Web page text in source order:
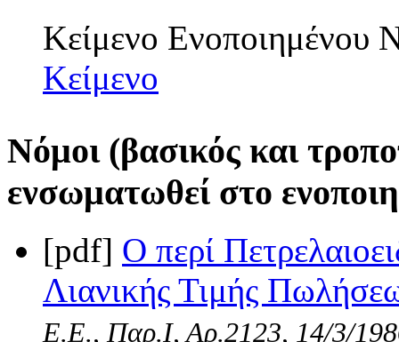
Κείμενο
Κείμενο
Νόμοι (βασικός και
ενσωματωθεί στο
[pdf] Ο περί
Λιανικής Τιμής
Ε.Ε., Παρ.Ι, Αρ.2123, 14/3/